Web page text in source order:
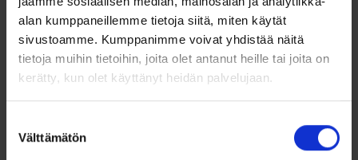
alan kumppaneillemme tietoja siitä, miten käytät
sivustoamme. Kumppanimme voivat yhdistää näitä
tietoja muihin tietoihin, joita olet antanut heille tai joita on
kerätty, kun olet käyttänyt heidän palvelujaan.
valinta
Välttämätön
Kultakorvakorut
neliönmuotoisella
zirkonilla
285,00€
Kultaiset
sydänkorvakorut
zirkoneilla